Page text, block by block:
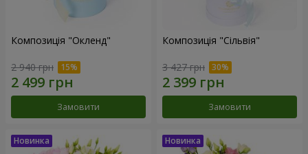
Композиція "Окленд"
2 940 грн
Замовити
Композиція "Сільвія"
3 427 грн
Замовити